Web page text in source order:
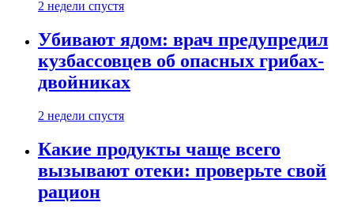
2 недели спустя
Убивают ядом: врач предупредил
кузбассовцев об опасных грибах-
двойниках
2 недели спустя
Какие продукты чаще всего
вызывают отеки: проверьте свой
рацион